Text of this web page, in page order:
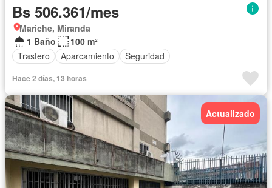
Bs 506.361/mes
Mariche, Miranda
1 Baño
100 m²
Trastero
Aparcamiento Seguridad
Hace 2 días, 13 horas
Actualizado